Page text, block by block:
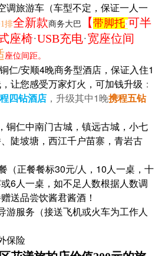
调旅游车（车型不定，保证一人一
排全新款商务大巴 【带脚托·可半
座椅·USB充电·宽座位间
座位间距。
仁/安顺4晚商务型酒店，保证入住1
让您感受万家灯火，可加钱升级 ：
四钻酒店 ，升级其中1晚携程五钻
铜仁中南门古城，镇远古城，小七
陡坡塘，西江千户苗寨，青岩古
（正餐餐标30元/人，10人一桌，十
6人一桌，如不足人数根据人数调
送品尝饮酱君酱酒！
游服务（接送飞机或火车为工作人
保险